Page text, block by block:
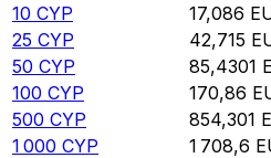
10 CYP 17,086
25 CYP 42,715
50 CYP 85,4301
100 CYP 170,86
500 CYP 854,301
1 000 CYP 1 708,6